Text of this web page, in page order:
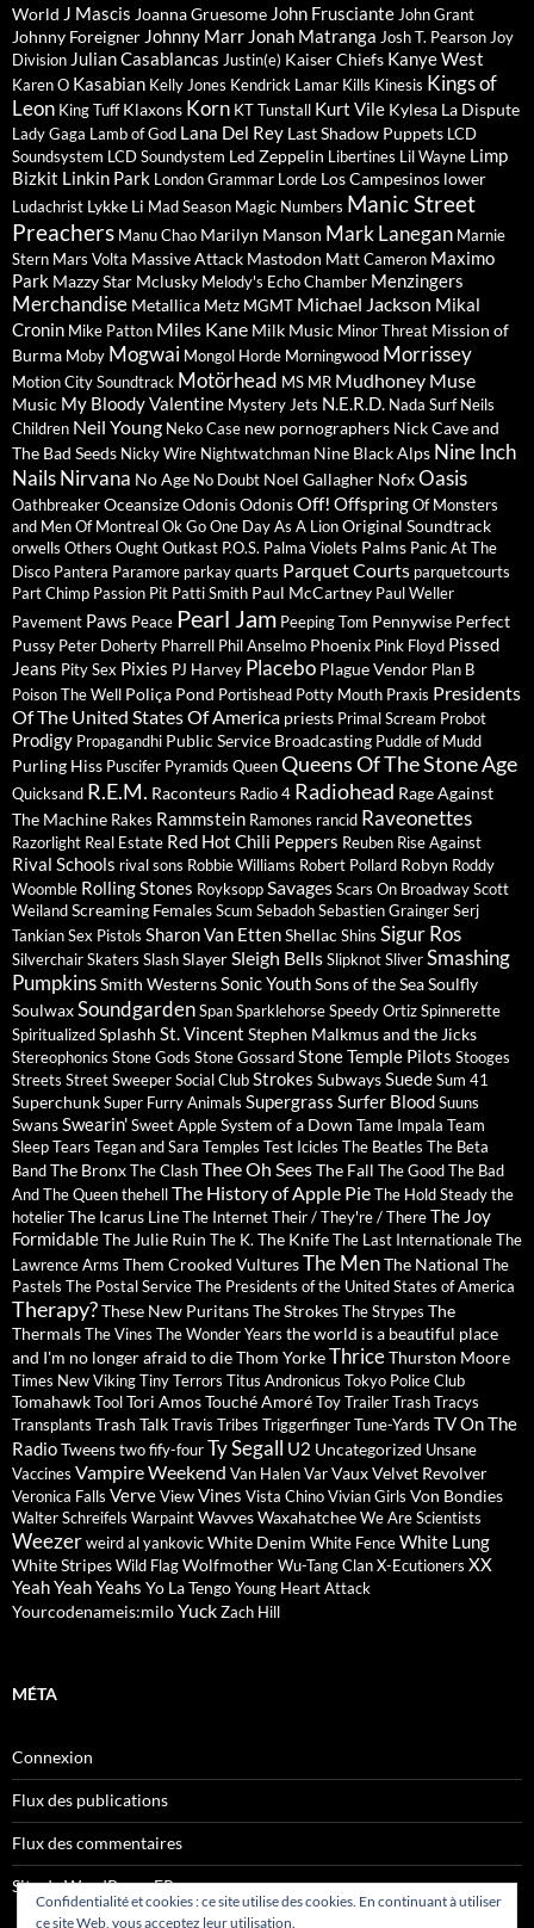
World J Mascis Joanna Gruesome John Frusciante John Grant
Johnny Foreigner Johnny Marr Jonah Matranga Josh T. Pearson Joy
Division Julian Casablancas Justin(e) Kaiser Chiefs Kanye West
Karen O Kasabian Kelly Jones Kendrick Lamar Kills Kinesis Kings of
Leon King Tuff Klaxons Korn KT Tunstall Kurt Vile Kylesa La Dispute
Lady Gaga Lamb of God Lana Del Rey Last Shadow Puppets LCD
Soundsystem LCD Soundystem Led Zeppelin Libertines Lil Wayne Limp
Bizkit Linkin Park London Grammar Lorde Los Campesinos lower
Ludachrist Lykke Li Mad Season Magic Numbers Manic Street
Preachers Manu Chao Marilyn Manson Mark Lanegan Marnie
Stern Mars Volta Massive Attack Mastodon Matt Cameron Maximo
Park Mazzy Star Mclusky Melody's Echo Chamber Menzingers
Merchandise Metallica Metz MGMT Michael Jackson Mikal
Cronin Mike Patton Miles Kane Milk Music Minor Threat Mission of
Burma Moby Mogwai Mongol Horde Morningwood Morrissey
Motion City Soundtrack Motörhead MS MR Mudhoney Muse
Music My Bloody Valentine Mystery Jets N.E.R.D. Nada Surf Neils
Children Neil Young Neko Case new pornographers Nick Cave and
The Bad Seeds Nicky Wire Nightwatchman Nine Black Alps Nine Inch
Nails Nirvana No Age No Doubt Noel Gallagher NofxOasis
OathbreakerOceansizeOdonis OdonisOff! OffspringOf Monsters
and MenOf MontrealOk GoOne Day As A LionOriginal Soundtrack
orwells Others OughtOutkast P.O.S. Palma Violets Palms Panic At The
Disco Pantera Paramore parkay quarts Parquet Courts parquetcourts
Part Chimp Passion Pit Patti Smith Paul McCartney Paul Weller
Pavement Paws Peace Pearl Jam Peeping Tom Pennywise Perfect
Pussy Peter Doherty Pharrell Phil Anselmo Phoenix Pink Floyd Pissed
Jeans Pity Sex Pixies PJ Harvey Placebo Plague Vendor Plan B
Poison The Well Poliça Pond Portishead Potty Mouth Praxis Presidents
Of The United States Of America priests Primal Scream Probot
Prodigy Propagandhi Public Service Broadcasting Puddle of Mudd
Purling Hiss Puscifer Pyramids QueenQueens Of The Stone Age
Quicksand R.E.M. Raconteurs Radio 4 Radiohead Rage Against
The Machine Rakes Rammstein Ramones rancid Raveonettes
Razorlight Real Estate Red Hot Chili Peppers Reuben Rise Against
Rival Schools rival sons Robbie Williams Robert Pollard Robyn Roddy
Woomble Rolling Stones RoyksoppSavagesScars On BroadwayScott
WeilandScreaming FemalesScum SebadohSebastien GraingerSerj
TankianSex Pistols Sharon Van EttenShellac Shins Sigur Ros
SilverchairSkaters SlashSlayerSleigh BellsSlipknotSliverSmashing
PumpkinsSmith WesternsSonic YouthSons of the SeaSoulfly
SoulwaxSoundgardenSpanSparklehorseSpeedy OrtizSpinnerette
SpiritualizedSplashh St. Vincent Stephen Malkmus and the Jicks
Stereophonics Stone Gods Stone GossardStone Temple Pilots Stooges
Streets Street Sweeper Social ClubStrokes SubwaysSuedeSum 41
SuperchunkSuper Furry Animals Supergrass Surfer BloodSuuns
SwansSwearin'Sweet AppleSystem of a Down Tame Impala Team
SleepTears Tegan and Sara Temples Test Icicles The Beatles The Beta
BandThe BronxThe ClashThee Oh SeesThe Fall The Good The Bad
And The QueenthehellThe History of Apple PieThe Hold Steadythe
hotelierThe Icarus LineThe InternetTheir / They're / ThereThe Joy
FormidableThe Julie Ruin The K. The KnifeThe Last InternationaleThe
Lawrence Arms Them Crooked VulturesThe MenThe National The
Pastels The Postal ServiceThe Presidents of the United States of America
Therapy?These New PuritansThe StrokesThe Strypes The
ThermalsThe Vines The Wonder Years the world is a beautiful place
and I'm no longer afraid to dieThom YorkeThriceThurston Moore
Times New VikingTiny Terrors Titus Andronicus Tokyo Police Club
TomahawkToolTori AmosTouché AmoréToyTrailer Trash Tracys
Transplants Trash TalkTravis Tribes TriggerfingerTune-Yards TV On The
RadioTweenstwo fify-fourTy Segall U2 Uncategorized Unsane
Vaccines Vampire Weekend Van HalenVarVauxVelvet Revolver
Veronica Falls VerveViewVines Vista ChinoVivian Girls Von Bondies
Walter Schreifels WarpaintWavvesWaxahatcheeWe Are Scientists
Weezerweird al yankovicWhite Denim White FenceWhite Lung
White StripesWild FlagWolfmotherWu-Tang ClanX-Ecutioners XX
Yeah Yeah Yeahs Yo La TengoYoung Heart Attack
Yourcodenameis:miloYuckZach Hill
MÉTA
Connexion
Flux des publications
Flux des commentaires
Site de WordPress-FR
Confidentialité et cookies : ce site utilise des cookies. En continuant à utiliser
ce site Web, vous acceptez leur utilisation.